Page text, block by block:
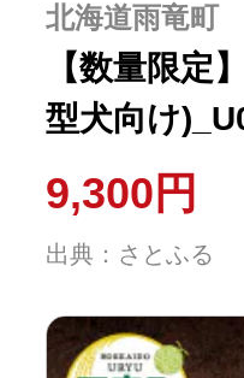
北海道雨竜町
【数量限定
型犬向け
9,300円
出典：さとふる